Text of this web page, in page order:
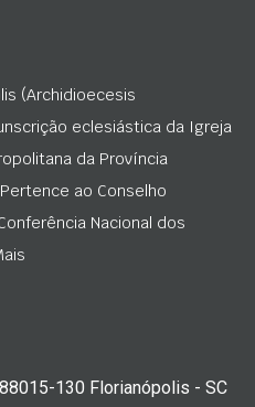
(Archidioecesis
eclesiástica da Igreja
da Província
ao Conselho
Nacional dos
130 Florianópolis - SC